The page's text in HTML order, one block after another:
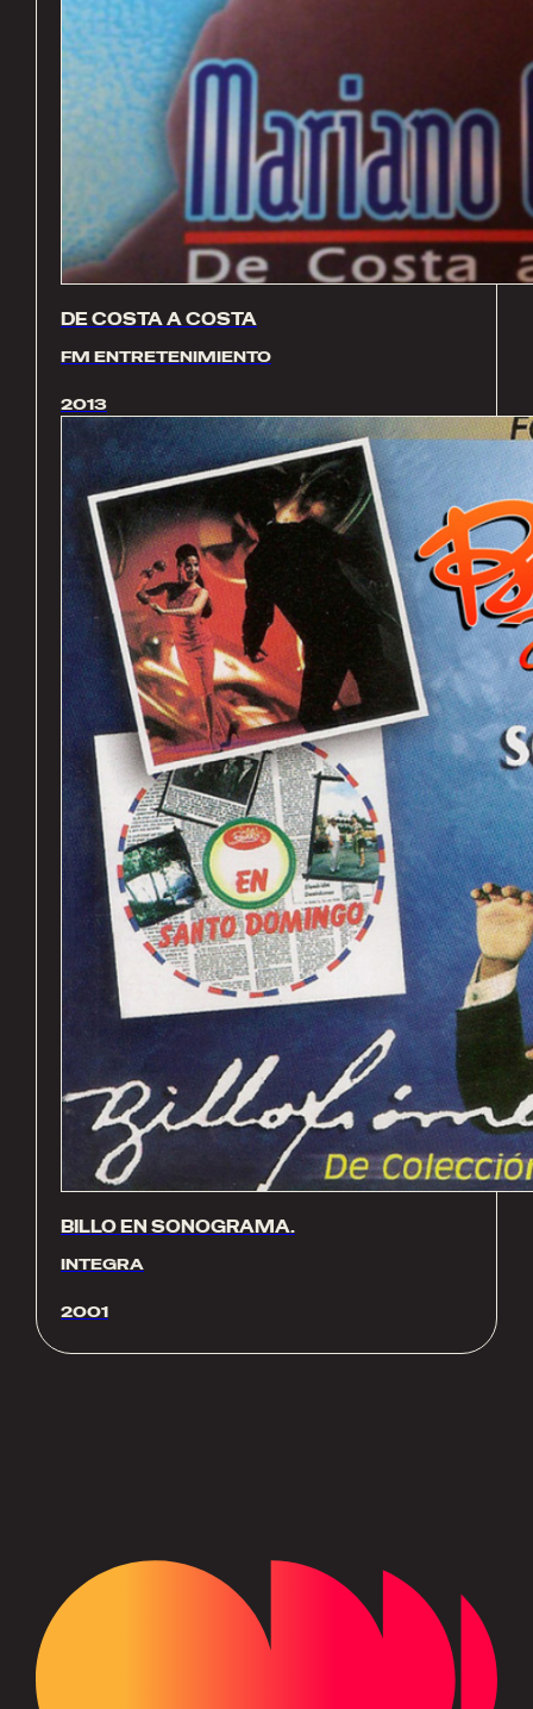
DE COSTA A COSTA
FM ENTRETENIMIENTO
2013
BILLO EN SONOGRAMA.
INTEGRA
2001